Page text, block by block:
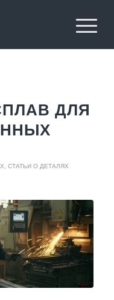
ДЛЯ
СТАТЬИ О ДЕТАЛЯХ